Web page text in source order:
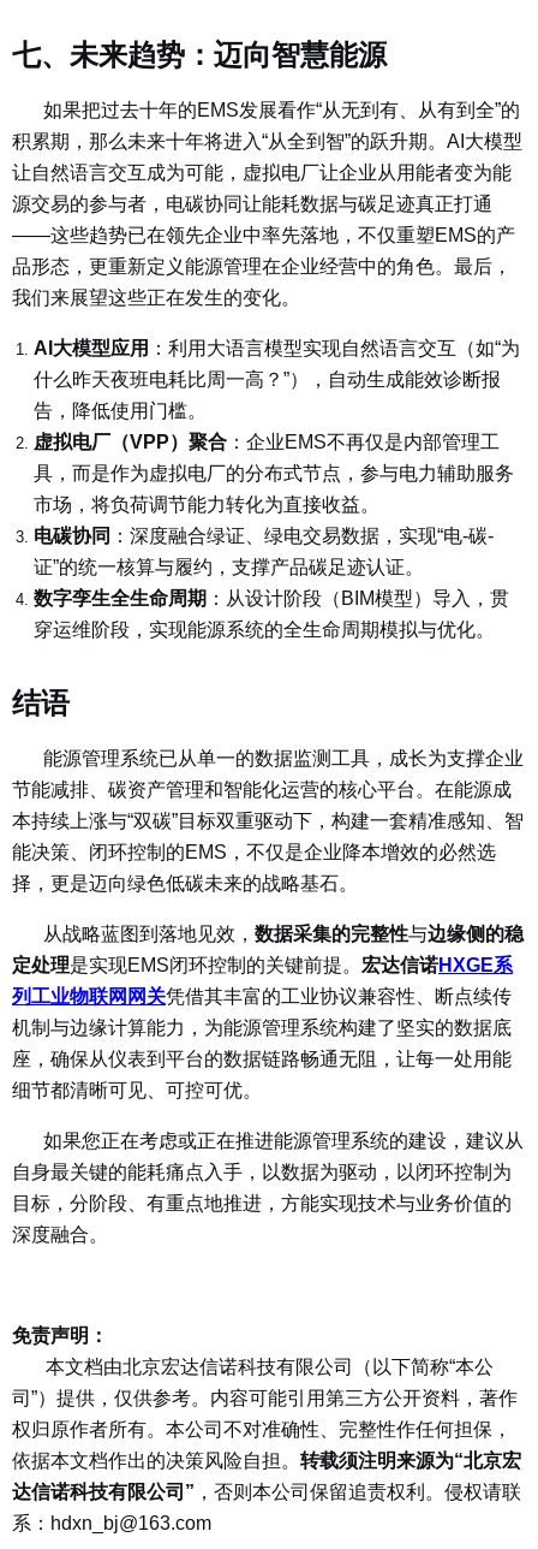
七、未来趋势：迈向智慧能源
如果把过去十年的EMS发展看作“从无到有、从有到全”的
积累期，那么未来十年将进入“从全到智”的跃升期。AI大模型
让自然语言交互成为可能，虚拟电厂让企业从用能者变为能
源交易的参与者，电碳协同让能耗数据与碳足迹真正打通
——这些趋势已在领先企业中率先落地，不仅重塑EMS的产
品形态，更重新定义能源管理在企业经营中的角色。最后，
我们来展望这些正在发生的变化。
AI大模型应用 ： 利用大语言模型实现自然语言交互（如“为
什么昨天夜班电耗比周一高？”），自动生成能效诊断报
告，降低使用门槛。
虚拟电厂（VPP）聚合 ： 企业EMS不再仅是内部管理工
具，而是作为虚拟电厂的分布式节点，参与电力辅助服务
市场，将负荷调节能力转化为直接收益。
电碳协同 ： 深度融合绿证、绿电交易数据，实现“电-碳-
证”的统一核算与履约，支撑产品碳足迹认证。
数字孪生全生命周期 ： 从设计阶段（BIM模型）导入，贯
穿运维阶段，实现能源系统的全生命周期模拟与优化。
结语
能源管理系统已从单一的数据监测工具，成长为支撑企业
节能减排、碳资产管理和智能化运营的核心平台。在能源成
本持续上涨与“双碳”目标双重驱动下，构建一套精准感知、智
能决策、闭环控制的EMS，不仅是企业降本增效的必然选
择，更是迈向绿色低碳未来的战略基石。
从战略蓝图到落地见效， 数据采集的完整性与边缘侧的稳
定处理是实现EMS闭环控制的关键前提。 宏达信诺HXGE系
列工业物联网网关凭借其丰富的工业协议兼容性、断点续传
机制与边缘计算能力，为能源管理系统构建了坚实的数据底
座，确保从仪表到平台的数据链路畅通无阻，让每一处用能
细节都清晰可见、可控可优。
如果您正在考虑或正在推进能源管理系统的建设，建议从
自身最关键的能耗痛点入手，以数据为驱动，以闭环控制为
目标，分阶段、有重点地推进，方能实现技术与业务价值的
深度融合。
免责声明：
本文档由北京宏达信诺科技有限公司（以下简称“本公
司”）提供，仅供参考。内容可能引用第三方公开资料，著作
权归原作者所有。本公司不对准确性、完整性作任何担保，
依据本文档作出的决策风险自担。 转载须注明来源为“北京宏
达信诺科技有限公司” ，否则本公司保留追责权利。侵权请联
系：hdxn_bj@163.com